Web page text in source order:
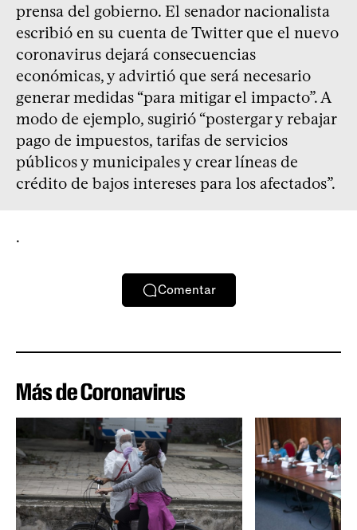
prensa del gobierno. El senador nacionalista
escribió en su cuenta de Twitter que el nuevo
coronavirus dejará consecuencias
económicas, y advirtió que será necesario
generar medidas “para mitigar el impacto”. A
modo de ejemplo, sugirió “postergar y rebajar
pago de impuestos, tarifas de servicios
públicos y municipales y crear líneas de
crédito de bajos intereses para los afectados”.
.
Comentar
Más de Coronavirus